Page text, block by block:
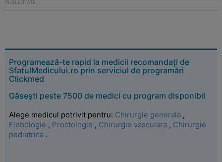
Programează-te rapid la medicii recomandați de
SfatulMedicului.ro prin serviciul de programări
Clickmed
Găsești peste 7500 de medici cu program disponibil
Alege medicul potrivit pentru: Chirurgie generala ,
Flebologie , Proctologie , Chirurgie vasculara , Chirurgie
pediatrica .